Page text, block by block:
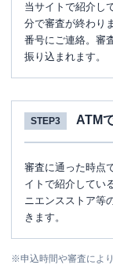
当サイトで紹介し
分で審査が終わり
番号にご連絡。審
振り込まれます。
STEP3 ATM
審査に通った時点
イトで紹介してい
ニエンスストア等
きます。
※申込時間や審査によ